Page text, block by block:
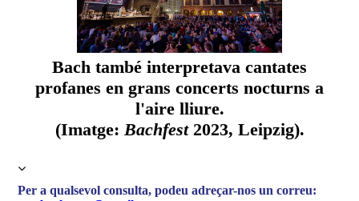
Bach també interpretava cantates
profanes en grans concerts nocturns a
l'aire lliure.
(Imatge: Bachfest2023, Leipzig).
Per a qualsevol consulta, podeu adreçar-nos un correu: